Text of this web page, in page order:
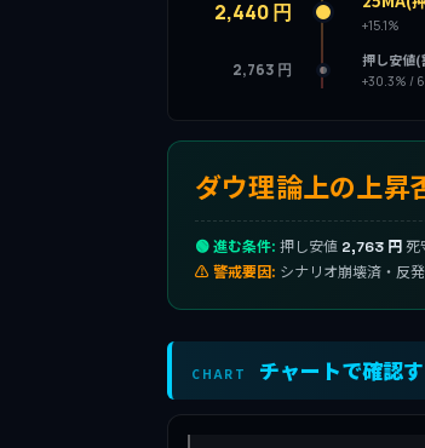
2,440 円
+15.1%
2,763 円 押し安値(
+30.3% /
ダウ理論上の上昇
🟢 進む条件: 押し安値 2,763 円 死
⚠ 警戒要因: シナリオ崩壊済・反
CHART チャートで確認